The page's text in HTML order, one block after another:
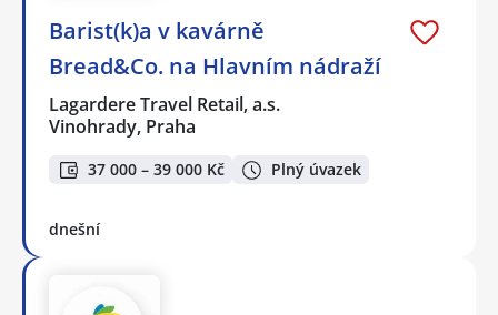
Barist(k)a v kavárně
Bread&Co. na Hlavním nádraží
Lagardere Travel Retail, a.s.
Vinohrady, Praha
37 000 – 39 000 Kč Plný úvazek
dnešní